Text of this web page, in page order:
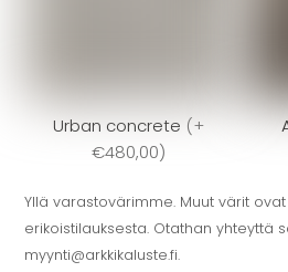
Urban concrete (+
€480,00)
Yllä varastovärimme. Muut värit
erikoistilauksesta. Otathan yhteyttä
myynti@arkkikaluste.fi.